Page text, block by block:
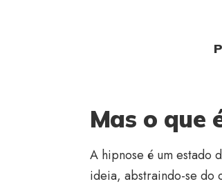
Mas o que
A hipnose é um estado
ideia, abstraindo-se do